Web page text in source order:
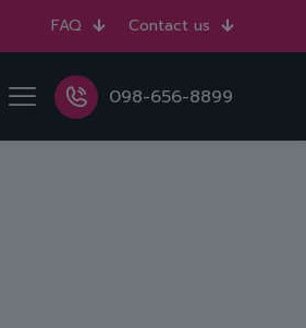
FAQ Contact us
098-656-8899